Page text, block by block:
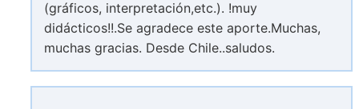
(gráficos, interpretación,etc.). !muy
didácticos!!.Se agradece este aporte.Muchas,
muchas gracias. Desde Chile..saludos.